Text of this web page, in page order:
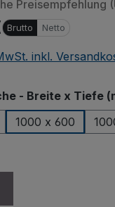
Preisempfehlung
Brutto Netto
inkl.
- Breite x Tiefe
1000 x 600